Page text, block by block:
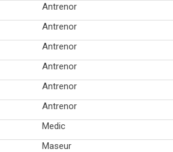
Antrenor
Antrenor
Antrenor
Antrenor
Antrenor
Antrenor
Medic
Maseur